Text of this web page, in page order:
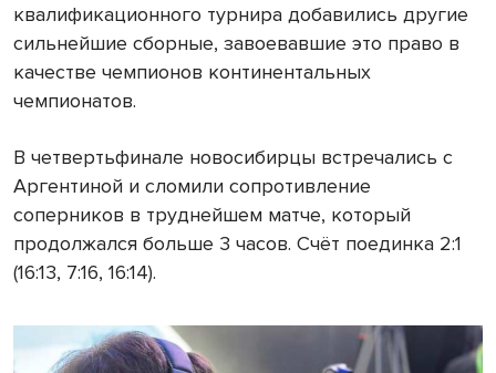
квалификационного турнира добавились другие
сильнейшие сборные, завоевавшие это право в
качестве чемпионов континентальных
чемпионатов.
В четвертьфинале новосибирцы встречались с
Аргентиной и сломили сопротивление
соперников в труднейшем матче, который
продолжался больше 3 часов. Счёт поединка 2:1
(16:13, 7:16, 16:14).